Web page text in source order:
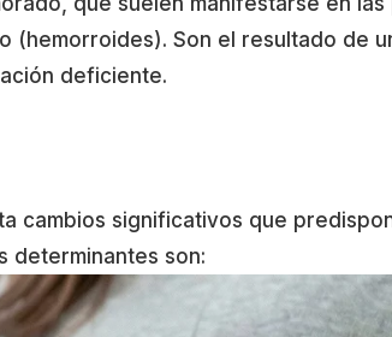
Son el resultado de
deficiente.
cambios significativos que
determinantes son: